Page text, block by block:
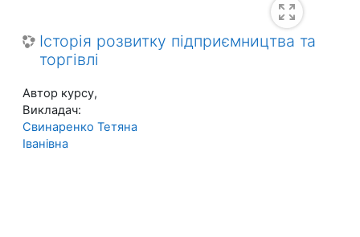
Історія розвитку підприємництва та
торгівлі
Автор курсу,
Викладач:
Свинаренко Тетяна
Іванівна